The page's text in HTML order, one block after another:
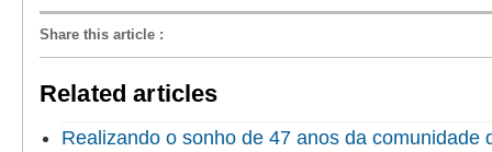
Share this article :
Related articles
Realizando o sonho de 47 anos da comunidade